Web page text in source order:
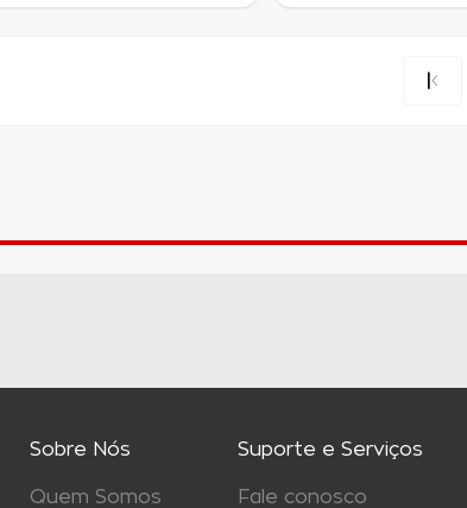
Sobre Nós
Quem Somos
Suporte e Serviços
Fale conosco